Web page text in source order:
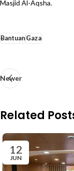
Masjid Al-Aqsha.
BantuanGaza
Newer
Related
12
JUN